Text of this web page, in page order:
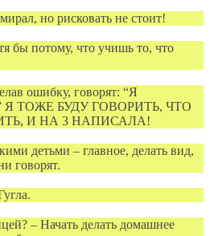
но рисковать не стоит!
бы потому, что учишь то, что
ошибку, говорят: “Я
Я ТОЖЕ БУДУ ГОВОРИТЬ, ЧТО
И НА 3 НАПИСАЛА!
детьми – главное, делать вид,
говорят.
– Начать делать домашнее